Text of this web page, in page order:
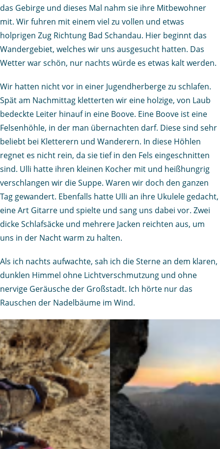
das Gebirge und dieses Mal nahm sie ihre Mitbewohner
mit. Wir fuhren mit einem viel zu vollen und etwas
holprigen Zug Richtung Bad Schandau. Hier beginnt das
Wandergebiet, welches wir uns ausgesucht hatten. Das
Wetter war schön, nur nachts würde es etwas kalt werden.
Wir hatten nicht vor in einer Jugendherberge zu schlafen.
Spät am Nachmittag kletterten wir eine holzige, von Laub
bedeckte Leiter hinauf in eine Boove. Eine Boove ist eine
Felsenhöhle, in der man übernachten darf. Diese sind sehr
beliebt bei Kletterern und Wanderern. In diese Höhlen
regnet es nicht rein, da sie tief in den Fels eingeschnitten
sind. Ulli hatte ihren kleinen Kocher mit und heißhungrig
verschlangen wir die Suppe. Waren wir doch den ganzen
Tag gewandert. Ebenfalls hatte Ulli an ihre Ukulele gedacht,
eine Art Gitarre und spielte und sang uns dabei vor. Zwei
dicke Schlafsäcke und mehrere Jacken reichten aus, um
uns in der Nacht warm zu halten.
Als ich nachts aufwachte, sah ich die Sterne an dem klaren,
dunklen Himmel ohne Lichtverschmutzung und ohne
nervige Geräusche der Großstadt. Ich hörte nur das
Rauschen der Nadelbäume im Wind.